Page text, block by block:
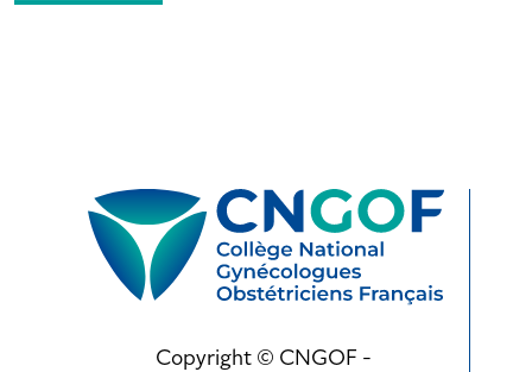
Copyright © CNGOF -